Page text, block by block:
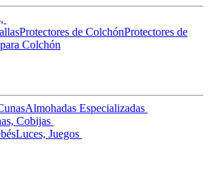
Protectores de ColchónProtectores de
Colchón
Almohadas Especializadas
Cobijas
Luces, Juegos